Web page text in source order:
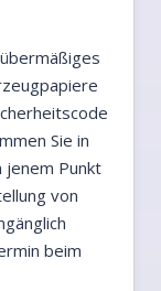
Sie in
jenem Punkt
von
beim